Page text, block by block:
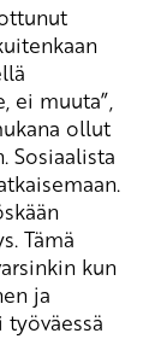
ei muuta”,
ollut
Sosiaalista
Tämä
kun
ja